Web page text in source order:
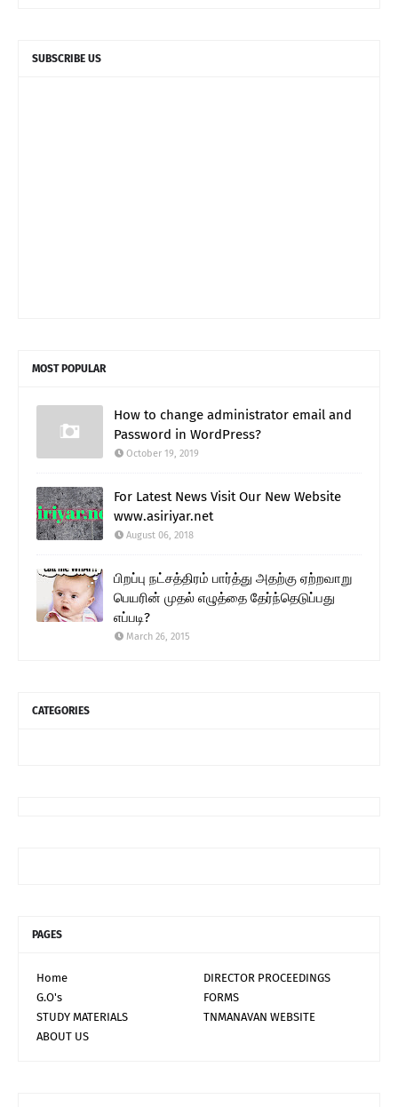
SUBSCRIBE US
MOST POPULAR
How to change administrator email and
Password in WordPress?
October 19, 2019
For Latest News Visit Our New Website
www.asiriyar.net
August 06, 2018
பிறப்பு நட்சத்திரம் பார்த்து அதற்கு ஏற்றவாறு
பெயரின் முதல் எழுத்தை தேர்ந்தெடுப்பது
எப்படி?
March 26, 2015
CATEGORIES
PAGES
Home
DIRECTOR PROCEEDINGS
G.O's
FORMS
STUDY MATERIALS
TNMANAVAN WEBSITE
ABOUT US